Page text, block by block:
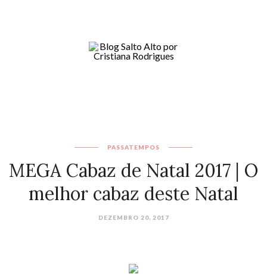
PASSATEMPOS
MEGA Cabaz de Natal 2017 | O
melhor cabaz deste Natal
DEZEMBRO 20, 2017